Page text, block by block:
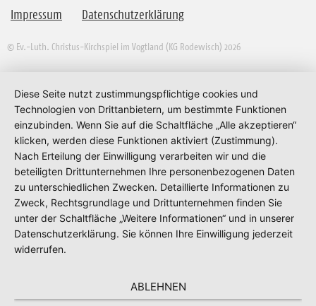
Impressum Datenschutzerklärung
© Ev.-Luth. Christus-Kirchspiel im Vogtland (KG Rodewisch) 2026
Diese Seite nutzt zustimmungspflichtige cookies und
Technologien von Drittanbietern, um bestimmte Funktionen
einzubinden. Wenn Sie auf die Schaltfläche „Alle akzeptieren“
klicken, werden diese Funktionen aktiviert (Zustimmung).
Nach Erteilung der Einwilligung verarbeiten wir und die
beteiligten Drittunternehmen Ihre personenbezogenen Daten
zu unterschiedlichen Zwecken. Detaillierte Informationen zu
Zweck, Rechtsgrundlage und Drittunternehmen finden Sie
unter der Schaltfläche „Weitere Informationen“ und in unserer
Datenschutzerklärung. Sie können Ihre Einwilligung jederzeit
widerrufen.
ABLEHNEN